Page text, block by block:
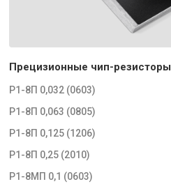
Прецизионные чип-резисторы
Р1-8П 0,032 (0603)
Р1-8П 0,063 (0805)
Р1-8П 0,125 (1206)
Р1-8П 0,25 (2010)
Р1-8МП 0,1 (0603)